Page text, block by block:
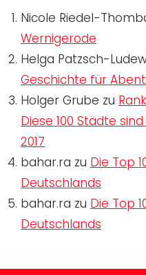
Nicole Riedel-
Wernigerode
Helga Patzsch-
Geschichte für
Holger Grube zu
Diese 100 Städte
2017
bahar.ra zu Die Top
Deutschlands
bahar.ra zu Die Top
Deutschlands